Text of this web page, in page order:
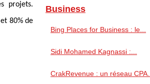
projets.
80% de
Business
Bing Places for Business : le...
Sidi Mohamed Kagnassi :...
CrakRevenue : un réseau CPA...